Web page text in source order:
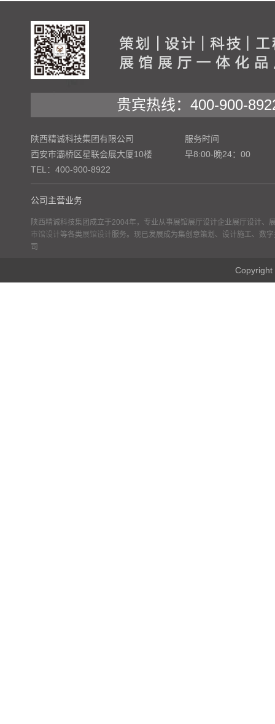
贵宾热线：400-900-
陕西精诚科技集团有限公司
西安市灞桥区星联会展大厦10楼
TEL：400-900-8922
服务时间
早8:00-晚24：00
公司主营业务
陕西精诚科技集团成立于2004年，专业从事展馆展厅设计企业展厅设计、
市馆设计等各类 展馆设计 服务。现已发展成为集创意策划、设计施工、数
司